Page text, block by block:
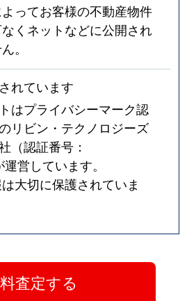
ってお客様の不動産物件
くネットなどに公開され
。
れています
はプライバシーマーク認
リビン・テクノロジーズ
（認証番号：
運営しています。
大切に保護されていま